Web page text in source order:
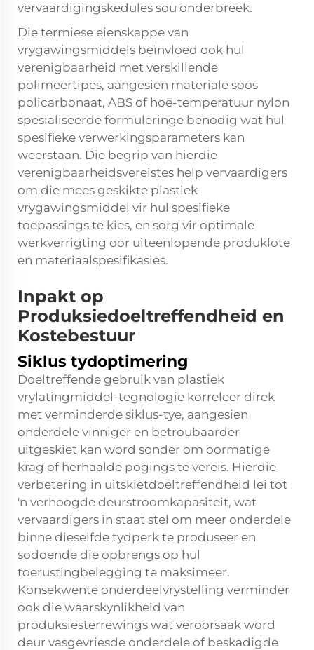
vervaardigingskedules sou onderbreek.
Die termiese eienskappe van
vrygawingsmiddels beïnvloed ook hul
verenigbaarheid met verskillende
polimeertipes, aangesien materiale soos
policarbonaat, ABS of hoë-temperatuur nylon
spesialiseerde formuleringe benodig wat hul
spesifieke verwerkingsparameters kan
weerstaan. Die begrip van hierdie
verenigbaarheidsvereistes help vervaardigers
om die mees geskikte plastiek
vrygawingsmiddel vir hul spesifieke
toepassings te kies, en sorg vir optimale
werkverrigting oor uiteenlopende produklote
en materiaalspesifikasies.
Inpakt op
Produksiedoeltreffendheid en
Kostebestuur
Siklus tydoptimering
Doeltreffende gebruik van plastiek
vrylatingmiddel-tegnologie korreleer direk
met verminderde siklus-tye, aangesien
onderdele vinniger en betroubaarder
uitgeskiet kan word sonder om oormatige
krag of herhaalde pogings te vereis. Hierdie
verbetering in uitskietdoeltreffendheid lei tot
'n verhoogde deurstroomkapasiteit, wat
vervaardigers in staat stel om meer onderdele
binne dieselfde tydperk te produseer en
sodoende die opbrengs op hul
toerustingbelegging te maksimeer.
Konsekwente onderdeelvrystelling verminder
ook die waarskynlikheid van
produksiesterrewings wat veroorsaak word
deur vasgevriesde onderdele of beskadigde